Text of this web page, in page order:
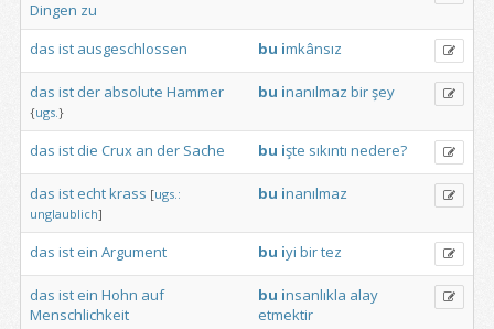
Dingen zu
das ist ausgeschlossen bu imkânsız
das ist der absolute Hammer
{ugs.}
bu inanılmaz birşey
das ist die Crux an der Sache bu işte sıkıntı nedere?
das ist echtkrass [ugs.:
unglaublich]
bu inanılmaz
das ist ein Argument bu iyi birtez
das ist ein Hohn auf
Menschlichkeit
bu insanlıkla alay
etmektir